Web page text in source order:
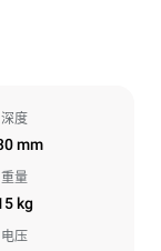
深度
mm
重量
kg
电压